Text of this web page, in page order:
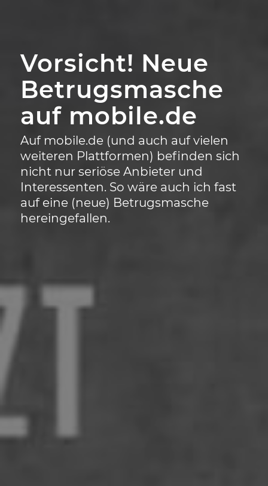
Vorsicht! Neue
Betrugsmasche
auf mobile.de
Auf mobile.de (und auch auf vielen
weiteren Plattformen) befinden sich
nicht nur seriöse Anbieter und
Interessenten. So wäre auch ich fast
auf eine (neue) Betrugsmasche
hereingefallen.